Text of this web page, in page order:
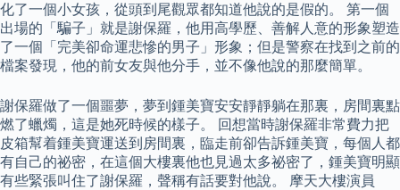
化了一個小女孩，從頭到尾觀眾都知道他說的是假的。 第一個
出場的「騙子」就是謝保羅，他用高學歷、善解人意的形象塑造
了一個「完美卻命運悲慘的男子」形象；但是警察在找到之前的
檔案發現，他的前女友與他分手，並不像他說的那麼簡單。
謝保羅做了一個噩夢，夢到鍾美寶安安靜靜躺在那裏，房間裏點
燃了蠟燭，這是她死時候的樣子。 回想當時謝保羅非常費力把
皮箱幫着鍾美寶運送到房間裏，臨走前卻告訴鍾美寶，每個人都
有自己的祕密，在這個大樓裏他也見過太多祕密了，鍾美寶明顯
有些緊張叫住了謝保羅，聲稱有話要對他說。 摩天大樓演員